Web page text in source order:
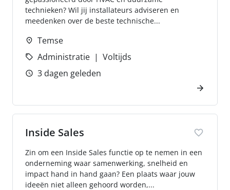
technieken? Wil jij installateurs adviseren en
meedenken over de beste technische...
Temse
Administratie
Voltijds
3 dagen geleden
Inside Sales
Zin om een Inside Sales functie op te nemen in een
onderneming waar samenwerking, snelheid en
impact hand in hand gaan? Een plaats waar jouw
ideeën niet alleen gehoord worden,...